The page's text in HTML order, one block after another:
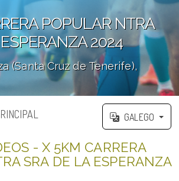
POPULAR NTRA
2024
(Santa Cruz de Tenerife),
GALEGO
- X 5KM CARRERA
SRA DE LA ESPERANZA